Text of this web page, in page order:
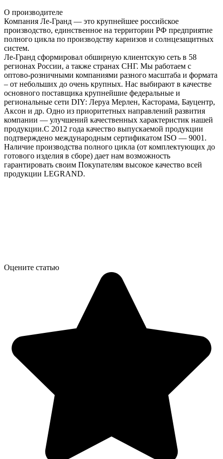
О производителе
Компания Ле-Гранд — это крупнейшее российское
производство, единственное на территории РФ предприятие
полного цикла по производству карнизов и солнцезащитных
систем.
Ле-Гранд сформировал обширную клиентскую сеть в 58
регионах России, а также странах СНГ. Мы работаем с
оптово-розничными компаниями разного масштаба и формата
– от небольших до очень крупных. Нас выбирают в качестве
основного поставщика крупнейшие федеральные и
региональные сети DIY: Леруа Мерлен, Касторама, Бауцентр,
Аксон и др. Одно из приоритетных направлений развития
компании — улучшений качественных характеристик нашей
продукции.С 2012 года качество выпускаемой продукции
подтверждено международным сертификатом ISO — 9001.
Наличие производства полного цикла (от комплектующих до
готового изделия в сборе) дает нам возможность
гарантировать своим Покупателям высокое качество всей
продукции LEGRAND.
Оцените статью